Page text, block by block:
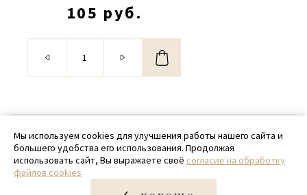
105 руб.
© 2020 - 2026 SamPack
+ 7 (918) 699-97-87
zakaz@sampack.store
Мы используем cookies для улучшения работы нашего сайта и
большего удобства его использования. Продолжая
использовать сайт, Вы выражаете своё согласие на обработку
файлов cookies